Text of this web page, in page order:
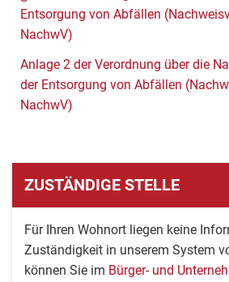
Entsorgung von Abfällen
NachwV)
Anlage 2 der Verordnung über die
der Entsorgung von Abfällen
NachwV)
ZUSTÄNDIGE STELLE
Für Ihren Wohnort liegen keine
Zuständigkeit in unserem System
können Sie im Bürger- und